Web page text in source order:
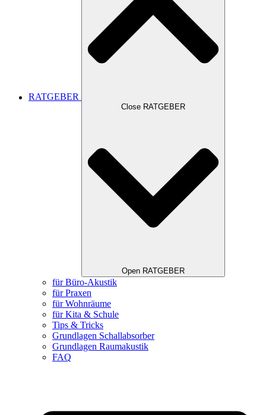
RATGEBER
Close RATGEBER
Open RATGEBER
für Büro-Akustik
für Praxen
für Wohnräume
für Kita & Schule
Tips & Tricks
Grundlagen Schallabsorber
Grundlagen Raumakustik
FAQ